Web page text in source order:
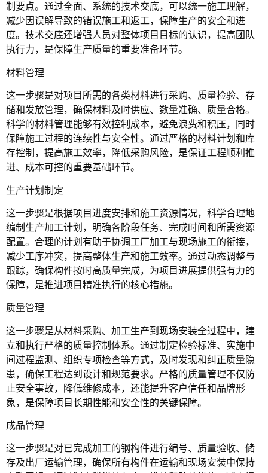
制要点。通过全面、系统的技术交底，可以统一施工理解，
减少因误解导致的错误施工和返工，保障生产的安全和进
度。技术交底还增强人员对整体项目目标的认识，提高团队
执行力，是保障生产质量的重要准备环节。
材料管理
这一步骤是对项目所需的各类材料进行采购、质量检验、存
储和发放管理，确保材料及时供应、数量准确、质量合格。
科学的材料管理能够有效控制成本，避免浪费和积压，同时
保障施工过程的连续性与安全性。通过严格的材料计划和库
存控制，提高施工效率，降低采购风险，是保证工程顺利推
进、成本可控的重要基础环节。
生产计划制定
这一步骤是根据项目进度安排和施工资源情况，科学合理地
编制生产加工计划，明确各阶段任务、完成时间和所需资源
配置。合理的计划有助于协调工厂加工与现场施工的衔接，
减少工序冲突，提高整体生产和施工效率。通过动态调整与
跟踪，确保构件按时高质量完成，为项目进展提供强有力的
保障，是推进项目精准执行的核心措施。
质量管理
这一步骤是从材料采购、加工生产到现场安装全过程中，建
立和执行严格的质量控制体系。通过制定检验标准、实施中
间过程监测、组织专项检查等方式，及时发现和纠正质量隐
患，确保工程达到设计和规范要求。严格的质量管理不仅防
止安全事故，降低维修成本，还能提升客户信任和品牌形
象，是保障项目长期性能和安全性的关键保障。
成品管理
这一步骤是对已完成加工的钢构件进行编号、质量验收、储
存及出厂运输管理，确保所有构件在运输和现场安装中保持